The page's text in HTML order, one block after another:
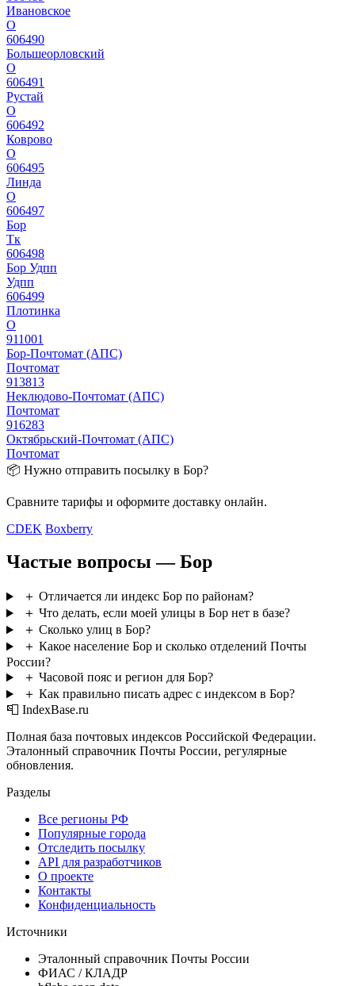
Ивановское
О
606490
Большеорловский
О
606491
Рустай
О
606492
Коврово
О
606495
Линда
О
606497
Бор
Тк
606498
Бор Удпп
Удпп
606499
Плотинка
О
911001
Бор-Почтомат (АПС)
Почтомат
913813
Неклюдово-Почтомат (АПС)
Почтомат
916283
Октябрьский-Почтомат (АПС)
Почтомат
📦 Нужно отправить посылку в Бор?
Сравните тарифы и оформите доставку онлайн.
CDEK Boxberry
Частые вопросы — Бор
＋ Отличается ли индекс Бор по районам?
＋ Что делать, если моей улицы в Бор нет в базе?
＋ Сколько улиц в Бор?
＋ Какое население Бор и сколько отделений Почты
России?
＋ Часовой пояс и регион для Бор?
＋ Как правильно писать адрес с индексом в Бор?
📮 IndexBase.ru
Полная база почтовых индексов Российской Федерации.
Эталонный справочник Почты России, регулярные
обновления.
Разделы
Все регионы РФ
Популярные города
Отследить посылку
API для разработчиков
О проекте
Контакты
Конфиденциальность
Источники
Эталонный справочник Почты России
ФИАС / КЛАДР